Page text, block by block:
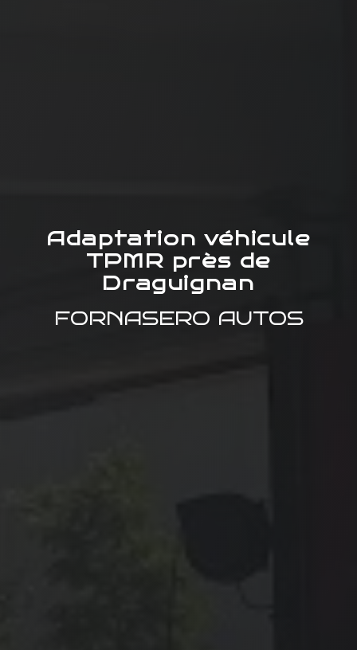
Adaptation véhicule
TPMR près de
Draguignan
FORNASERO AUTOS